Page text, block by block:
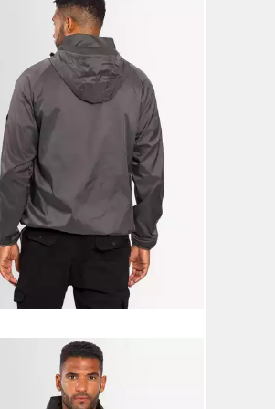
SEVENOutdoorjacke
sehr leichte Regenjacke
UVP59,90 €